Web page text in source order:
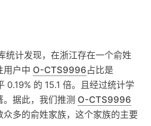
统计发现，在浙江存在一个俞姓
用户中 O-CTS9996占比是
0.19% 的 15.1 倍。且经过统计学
据此，我们推测 O-CTS9996
多的俞姓家族，这个家族的主要